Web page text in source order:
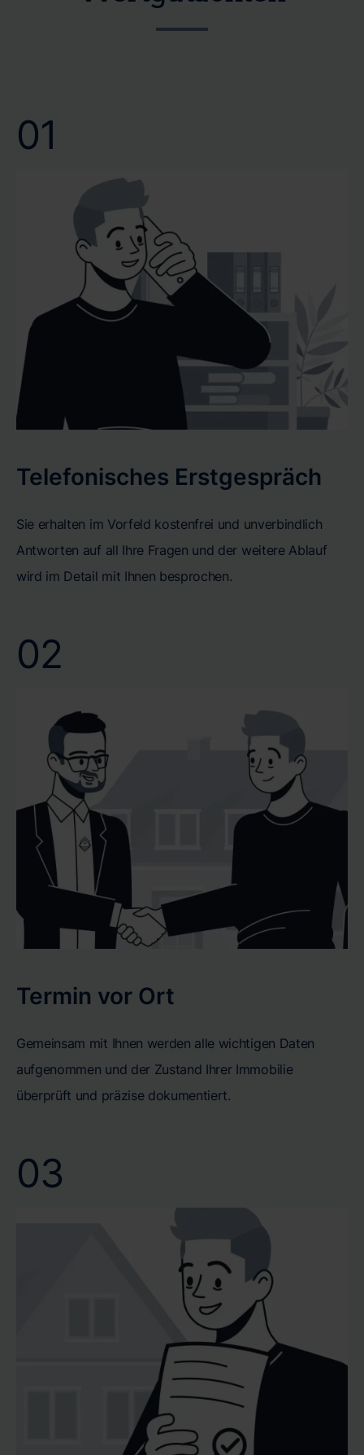
unnötige Verzögerungen zu treffen. Ihre Zeit ist kostbar
und wir bei CERTA respektieren dies. Verlassen Sie sich
Gutachtenerstellung helfen wir Ihnen, Ihre Pläne ohne
lange Wartezeiten voranzutreiben. Wir bei CERTA
Vertrauen Sie auf unsere Kompetenz und Effizienz, um
Ihr Wertgutachten oder Verkehrswertgutachten
01
Telefonisches Erstgespräch
Sie erhalten im Vorfeld kostenfrei und unverbindlich
Antworten auf all Ihre Fragen und der weitere Ablauf
wird im Detail mit Ihnen besprochen.
02
Termin vor Ort
Gemeinsam mit Ihnen werden alle wichtigen Daten
aufgenommen und der Zustand Ihrer Immobilie
überprüft und präzise dokumentiert.
03